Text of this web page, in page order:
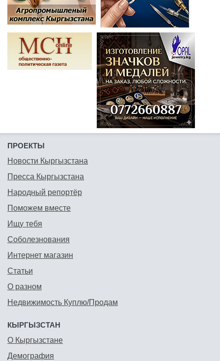
ПРОЕКТЫ
Новости Кыргызстана
Пресса Кыргызстана
Народный репортёр
Поможем вместе
Ищу тебя
Соболезнования
Интернет магазин
Статьи
О разном
Недвижимость Куплю/Продам
КЫРГЫЗСТАН
О Кыргызстане
Демография